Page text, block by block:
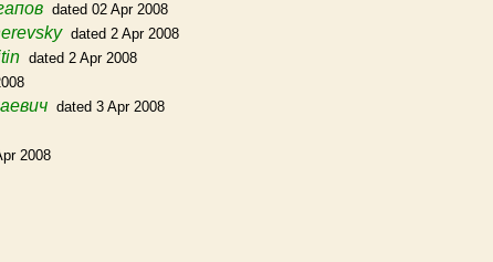
dated 02 Apr 2008
dated 2 Apr 2008
dated 2 Apr 2008
dated 3 Apr 2008
2008